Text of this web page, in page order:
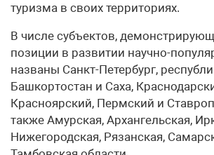
туризма в своих территориях.
В числе субъектов,
позиции в развитии научно-
названы Санкт-Петербург,
Башкортостан и Саха,
Красноярский, Пермский и
также Амурская, Архангельская,
Нижегородская, Рязанская,